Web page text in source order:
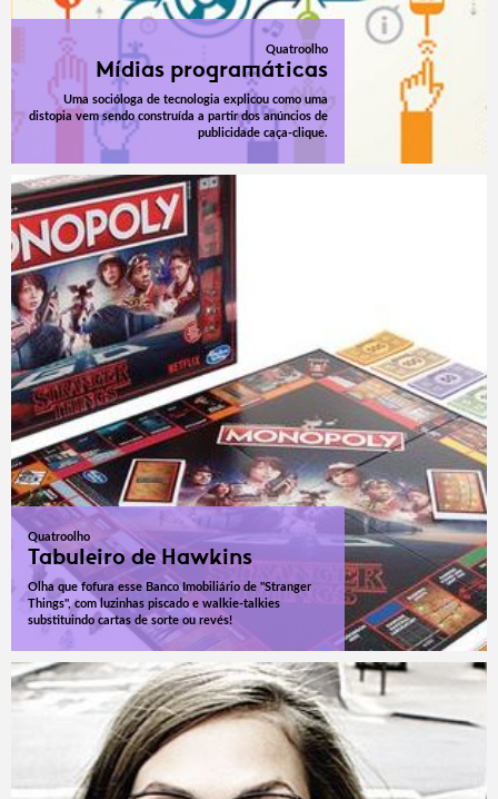
Quatroolho
Mídias programáticas
Uma socióloga de tecnologia explicou como uma
distopia vem sendo construída a partir dos anúncios de
publicidade caça-clique.
Quatroolho
Tabuleiro de Hawkins
Olha que fofura esse Banco Imobiliário de "Stranger
Things", com luzinhas piscado e walkie-talkies
substituindo cartas de sorte ou revés!